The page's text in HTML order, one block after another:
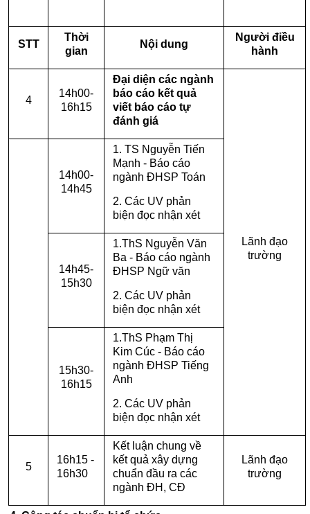
STT
Thời
gian
Nội dung
Người điều
hành
4
14h00-
16h15
Đại diện các ngành
báo cáo kết quả
viết báo cáo tự
đánh giá
Lãnh đạo
trường
14h00-
14h45
1. TS Nguyễn Tiến
Mạnh - Báo cáo
ngành ĐHSP Toán
2. Các UV phản
biện đọc nhận xét
14h45-
15h30
1.ThS Nguyễn Văn
Ba - Báo cáo ngành
ĐHSP Ngữ văn
2. Các UV phản
biện đọc nhận xét
15h30-
16h15
1.ThS Phạm Thị
Kim Cúc - Báo cáo
ngành ĐHSP Tiếng
Anh
2. Các UV phản
biện đọc nhận xét
5
16h15 -
16h30
Kết luận chung về
kết quả xây dựng
chuẩn đầu ra các
ngành ĐH, CĐ
Lãnh đạo
trường